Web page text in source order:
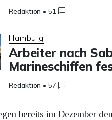
Redaktion •51
Hamburg
Arbeiter nach
Marineschiffen
Redaktion •57
bereits im Dezember